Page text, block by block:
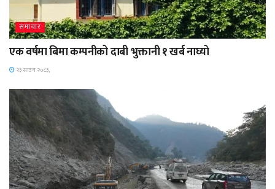
समाचार
एक वर्षमा बिमा कम्पनीको दाबी भुक्तानी १ खर्ब नाघ्यो
२३ साउन २०८३,